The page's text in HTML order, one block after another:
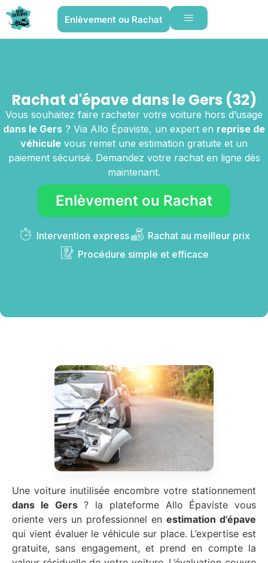
Enlèvement ou Rachat
Rachat d'épave dans le Gers (32)
Vous souhaitez faire racheter votre voiture hors d’usage
dans le Gers ? Via Allo Épaviste, un expert en reprise de
véhicule vous remet une estimation gratuite et un
paiement sécurisé. Demandez votre rachat en ligne dès
maintenant.
Enlèvement ou Rachat
Intervention express
Rachat au meilleur prix
Procédure simple et efficace
Une voiture inutilisée encombre votre stationnement
dans le Gers? la plateforme Allo Épaviste vous
oriente vers un professionnel en estimation d’épave
qui vient évaluer le véhicule sur place. L’expertise est
gratuite, sans engagement, et prend en compte la